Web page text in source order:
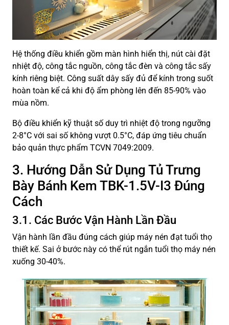
Hệ thống điều khiển gồm màn hình hiển thị, nút cài đặt
nhiệt độ, công tắc nguồn, công tắc đèn và công tắc sấy
kính riêng biệt. Công suất dây sấy đủ để kính trong suốt
hoàn toàn kể cả khi độ ẩm phòng lên đến 85-90% vào
mùa nồm.
Bộ điều khiển kỹ thuật số duy trì nhiệt độ trong ngưỡng
2-8°C với sai số không vượt 0.5°C, đáp ứng tiêu chuẩn
bảo quản thực phẩm TCVN 7049:2009.
3. Hướng Dẫn Sử Dụng Tủ Trưng
Bày Bánh Kem TBK-1.5V-I3 Đúng
Cách
3.1. Các Bước Vận Hành Lần Đầu
Vận hành lần đầu đúng cách giúp máy nén đạt tuổi thọ
thiết kế. Sai ở bước này có thể rút ngắn tuổi thọ máy nén
xuống 30-40%.